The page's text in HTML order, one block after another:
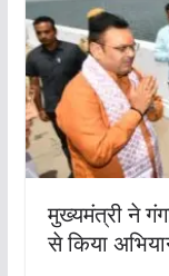
मुख्यमंत्री ने
से किया